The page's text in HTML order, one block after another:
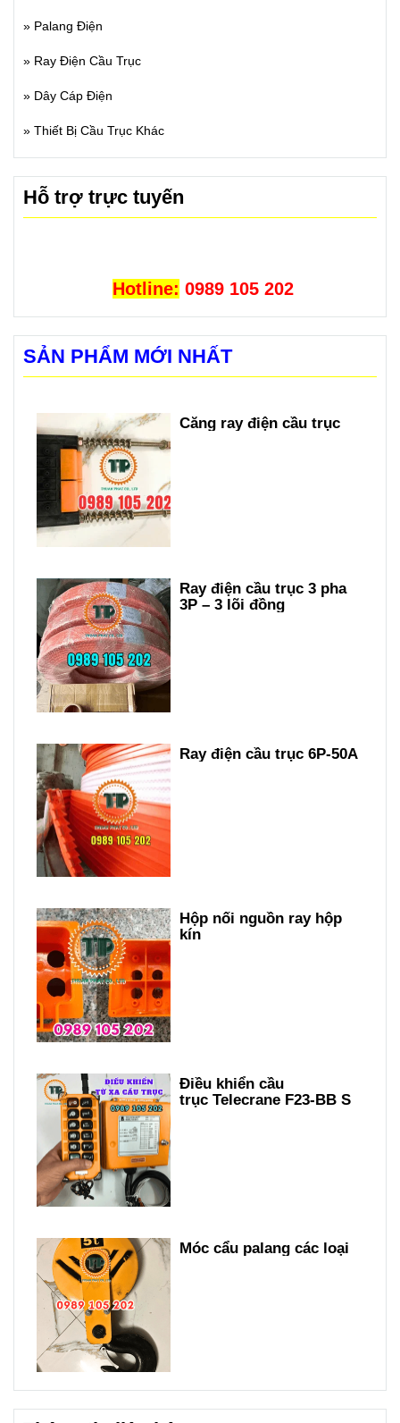
» Palang Điện
» Ray Điện Cầu Trục
» Dây Cáp Điện
» Thiết Bị Cầu Trục Khác
Hỗ trợ trực tuyến
Hotline: 0989 105 202
SẢN PHẨM MỚI NHẤT
Căng ray điện cầu trục
Ray điện cầu trục 3 pha
3P – 3 lõi đồng
Ray điện cầu trục 6P-50A
Hộp nối nguồn ray hộp
kín
Điều khiển cầu
trục Telecrane F23-BB S
Móc cẩu palang các loại